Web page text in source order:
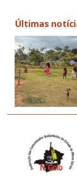
Últimas